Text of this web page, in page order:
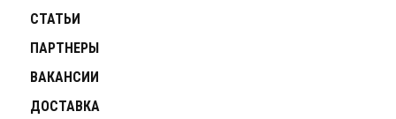
СТАТЬИ
ПАРТНЕРЫ
ВАКАНСИИ
ДОСТАВКА